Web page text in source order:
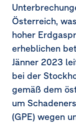
33.
34.
36. Ereignisse
37. Direkte und
Österreich,
hoher
erheblichen
Jänner 2023
bei der
gemäß dem
um
(GPE) wegen